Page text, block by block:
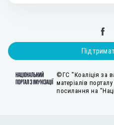
©ГС "Коаліція за
матеріалів
посилання на